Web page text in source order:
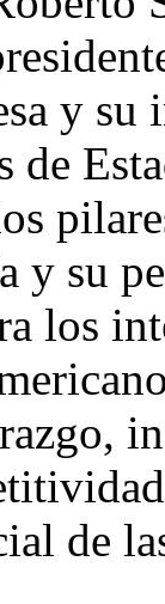
y su
de
y su
los
de